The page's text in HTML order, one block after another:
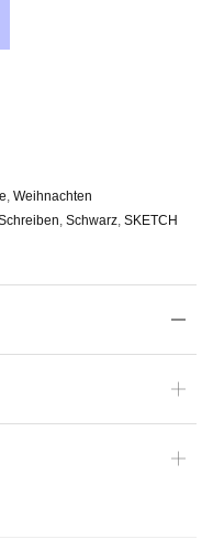
, Weihnachten
, Schwarz, SKETCH